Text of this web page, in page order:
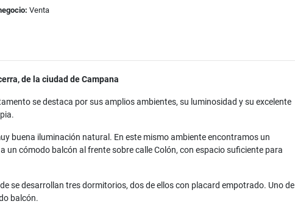
Venta
de la ciudad de Campana
se destaca por sus amplios ambientes, su luminosidad y su excelente
buena iluminación natural. En este mismo ambiente encontramos un
un cómodo balcón al frente sobre calle Colón, con espacio suficiente para
se desarrollan tres dormitorios, dos de ellos con placard empotrado. Uno de
balcón.